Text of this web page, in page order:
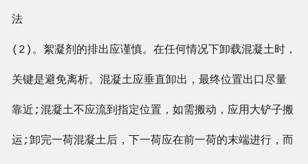
法
(2)。絮凝剂的排出应谨慎。在任何情况下卸载混凝土时，
关键是避免离析。混凝土应垂直卸出，最终位置出口尽量
靠近;混凝土不应流到指定位置，如需搬动，应用大铲子搬
运;卸完一荷混凝土后，下一荷应在前一荷的末端进行，而